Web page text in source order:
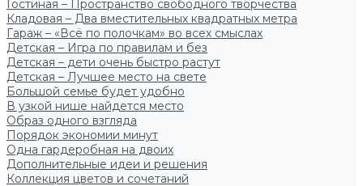
Гостиная – Пространство свободного творчества
Кладовая – Два вместительных квадратных метра
Гараж – «Всё по полочкам» во всех смыслах
Детская – Игра по правилам и без
Детская – дети очень быстро растут
Детская – Лучшее место на свете
Большой семье будет удобно
В узкой нише найдется место
Образ одного взгляда
Порядок экономии минут
Одна гардеробная на двоих
Дополнительные идеи и решения
Коллекция цветов и сочетаний